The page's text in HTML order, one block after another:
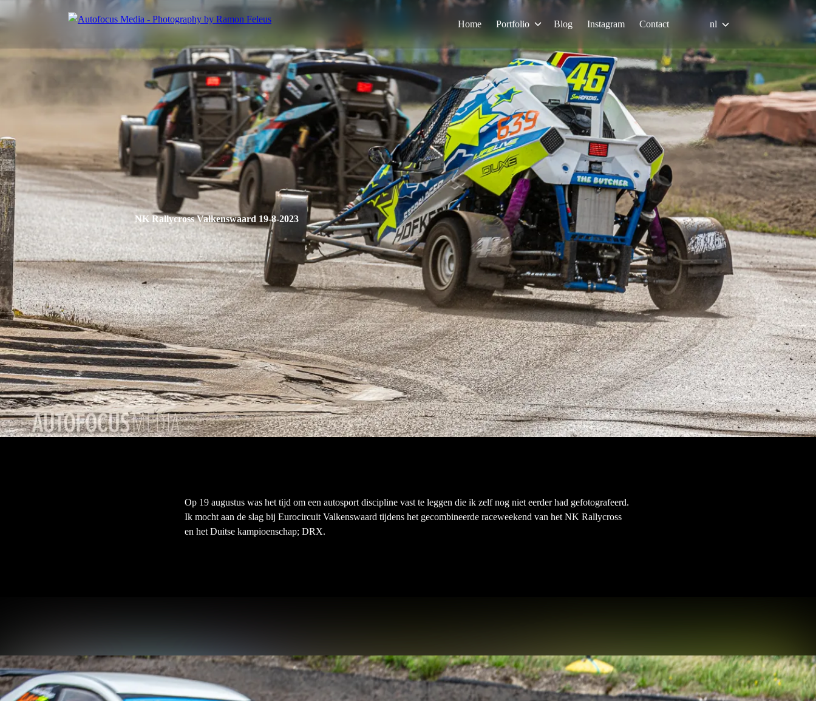
Home Portfolio Blog Instagram Contact nl
NK Rallycross Valkenswaard 19-8-2023
Op 19 augustus was het tijd om een autosport discipline vast te leggen die ik zelf nog niet eerder had gefotografeerd.
Ik mocht aan de slag bij Eurocircuit Valkenswaard tijdens het gecombineerde raceweekend van het NK Rallycross
en het Duitse kampioenschap; DRX.